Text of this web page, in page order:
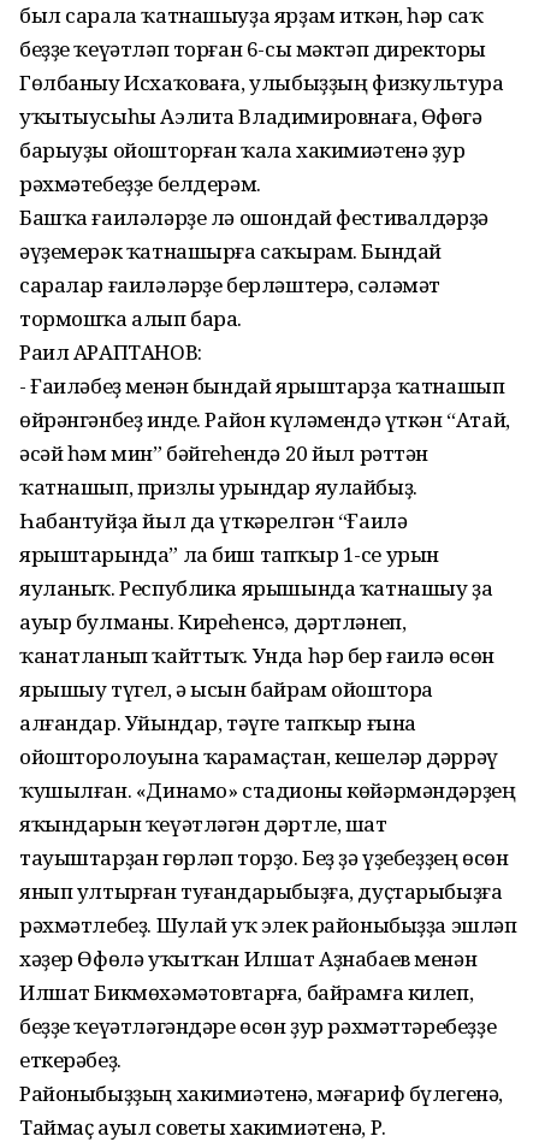
был сарала ҡатнашыуҙа ярҙам иткән, һәр саҡ
беҙҙе ҡеүәтләп торған 6-сы мәктәп директоры
Гөлбаныу Исхаҡоваға, улыбыҙҙың физкультура
уҡытыусыһы Аэлита Владимировнаға, Өфөгә
барыуҙы ойошторған ҡала хакимиәтенә ҙур
рәхмәтебеҙҙе белдерәм.
Башҡа ғаиләләрҙе лә ошондай фестивалдәрҙә
әүҙемерәк ҡатнашырға саҡырам. Бындай
саралар ғаиләләрҙе берләштерә, сәләмәт
тормошҡа алып бара.
Раил АРАПТАНОВ:
- Ғаиләбеҙ менән бындай ярыштарҙа ҡатнашып
өйрәнгәнбеҙ инде. Район күләмендә үткән “Атай,
әсәй һәм мин” бәйгеһендә 20 йыл рәттән
ҡатнашып, призлы урындар яулайбыҙ.
Һабантуйҙа йыл да үткәрелгән “Ғаилә
ярыштарында” ла биш тапҡыр 1-се урын
яуланыҡ. Республика ярышында ҡатнашыу ҙа
ауыр булманы. Киреһенсә, дәртләнеп,
ҡанатланып ҡайттыҡ. Унда һәр бер ғаилә өсөн
ярышыу түгел, ә ысын байрам ойоштора
алғандар. Уйындар, тәүге тапҡыр ғына
ойошторолоуына ҡарамаҫтан, кешеләр дәррәү
ҡушылған. «Динамо» стадионы көйәрмәндәрҙең
яҡындарын ҡеүәтләгән дәртле, шат
тауыштарҙан гөрләп торҙо. Беҙ ҙә үҙебеҙҙең өсөн
янып ултырған туғандарыбыҙға, дуҫтарыбыҙға
рәхмәтлебеҙ. Шулай уҡ элек районыбыҙҙа эшләп
хәҙер Өфөлә уҡытҡан Илшат Аҙнабаев менән
Илшат Бикмөхәмәтовтарға, байрамға килеп,
беҙҙе ҡеүәтләгәндәре өсөн ҙур рәхмәттәребеҙҙе
еткерәбеҙ.
Районыбыҙҙың хакимиәтенә, мәғариф бүлегенә,
Таймаҫ ауыл советы хакимиәтенә, Р.